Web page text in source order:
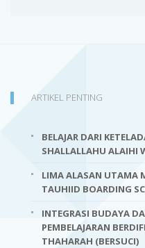
ARTIKEL PENTING
BELAJAR DARI
SHALLALLAHU ALAIHI
LIMA ALASAN UTAMA
TAUHIID BOARDING
INTEGRASI BUDAYA
PEMBELAJARAN
THAHARAH (BERSUCI)